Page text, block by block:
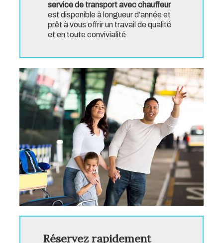
service de transport avec chauffeur
est disponible à longueur d’année et
prêt à vous offrir un travail de qualité
et en toute convivialité.
Réservez rapidement